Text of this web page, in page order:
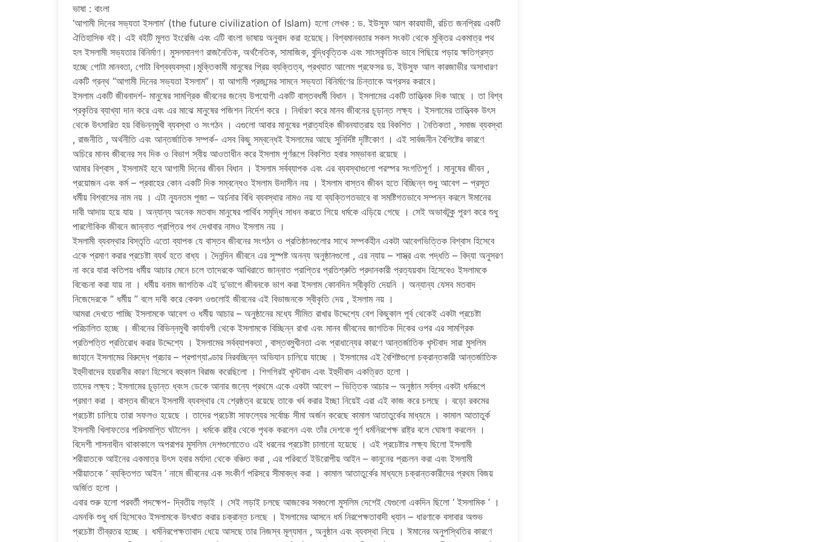
ভাষা : বাংলা
‘আগামী দিনের সভ্যতা ইসলাম’ (the future civilization of Islam) হলো লেখক : ড. ইউসুফ আল কারযাভী, রচিত জনপ্রিয় একটি
ঐতিহাসিক বই। এই বইটি মূলত ইংরেজি এবং এটি বাংলা ভাষায় অনুবাদ করা হয়েছে। বিশ্বমানবতার সকল সংকট থেকে মুক্তির একমাত্র পথ
হল ইসলামী সভ্যতার বিনির্মাণ। মুসলমানগণ রাজনৈতিক, অর্থনৈতিক, সামাজিক, বুদ্ধিবৃত্তিক এবং সাংস্কৃতিক ভাবে পিছিয়ে পড়ায় ক্ষতিগ্রস্ত
হচ্ছে গোটা মানবতা, গোটা বিশ্বব্যবস্থা।মুক্তিকামী মানুষের প্রিয় ব্যক্তিত্ব, প্রখ্যাত আলেম প্রফেসর ড. ইউসুফ আল কারজাভীর অসাধারণ
একটি গ্রন্থ “আগামী দিনের সভ্যতা ইসলাম”। যা আগামী প্রজন্মের সামনে সভ্যতা বিনির্মাণের চিন্তাকে অগ্রসর করাবে।
ইসলাম একটি জীবনাদর্শ- মানুষের সামগ্রিক জীবনের জন্যে উপযোগী একটি বাস্তবধর্মী বিধান । ইসলামের একটি তাত্ত্বিক দিক আছে । তা বিশ্ব
প্রকৃতির ব্যাখ্যা দান করে এবং এর মাঝে মানুষের পজিশন নির্দেশ করে । নির্ধারণ করে মানব জীবনের চূড়ান্ত লক্ষ্য । ইসলামের তাত্ত্বিক উৎস
থেকে উৎসারিত হয় বিভিন্নমুখী ব্যবস্থা ও সংগঠন । এগুলো আবার মানুষের প্রাত্যহিক জীবনযাত্রায় হয় বিকশিত । নৈতিকতা , সমাজ ব্যবস্থা
, রাজনীতি , অর্থনীতি এবং আন্তর্জাতিক সম্পর্ক- এসব কিছু সম্বন্ধেই ইসলামের আছে সুনির্দিষ্ট দৃষ্টিকোণ । এই সার্বজনীন বৈশিষ্টের কারণে
অচিরে মানব জীবনের সব দিক ও বিভাগ স্বীয় আওতাধীন করে ইসলাম পূর্ণরূপে বিকশিত হবার সম্ভাবনা রয়েছে ।
আমার বিশ্বাস , ইসলামই হবে আগামী দিনের জীবন বিধান । ইসলাম সর্বব্যাপক এবং এর ব্যবস্থাগুলো পরস্পর সংগতিপূর্ণ । মানুষের জীবন ,
প্রয়োজন এবং কর্ম – প্রবাহের কোন একটি দিক সম্বন্ধেও ইসলাম উদাসীন নয় । ইসলাম বাস্তব জীবন হতে বিচ্ছিন্ন শুধু আবেগ – প্রসূত
ধর্মীয় বিশ্বাসের নাম নয় । এটা ন্যূনতম পূজা – অর্চনার বিধি ব্যবস্থার নামও নয় যা ব্যক্তিগতভাবে বা সমষ্টিগতভাবে সম্পন্ন করলে ঈমানের
দাবী আদায় হয়ে যায় । অন্যান্য অনেক মতবাদ মানুষের পার্থিব সমৃদ্ধি সাধন করতে গিয়ে ধর্মকে এড়িয়ে গেছে । সেই অভাবটুকু পূরণ করে শুধু
পারলৌকিক জীবনে জান্নাত প্রাপ্তির পথ দেখাবার নামও ইসলাম নয় ।
ইসলামী ব্যবস্থার বিস্তৃতি এতো ব্যাপক যে বাস্তব জীবনের সংগঠন ও প্রতিষ্ঠানগুলোর সাথে সম্পর্কহীন একটা আবেগভিত্তিক বিশ্বাস হিসেবে
একে প্রমাণ করার প্রচেষ্টা ব্যর্থ হতে বাধ্য । দৈনন্দিন জীবনে এর সুস্পষ্ট অনন্য অনুষ্ঠানগুলো , এর ন্যায় – শাস্ত্র এবং পদ্ধতি – বিদ্যা অনুসরণ
না করে যারা কতিপয় ধর্মীয় আচার মেনে চলে তাদেরকে আখিরাতে জান্নাত প্রাপ্তির প্রতিশ্রুতি প্রদানকারী প্রত্যয়বাদ হিসেবেও ইসলামকে
বিবেচনা করা যায় না । ধর্মীয় বনাম জাগতিক এই দু’ভাগে জীবনকে ভাগ করা ইসলাম কোনদিন স্বীকৃতি দেয়নি । অন্যান্য যেসব মতবাদ
নিজেদেরকে “ ধর্মীয় ” বলে দাবী করে কেবল ওগুলোই জীবনের এই বিভাজনকে স্বীকৃতি দেয় , ইসলাম নয় ।
আমরা দেখতে পাচ্ছি ইসলামকে আবেগ ও ধর্মীয় আচার – অনুষ্ঠানের মধ্যে সীমিত রাখার উদ্দেশ্যে বেশ কিছুকাল পূর্ব থেকেই একটা প্রচেষ্টা
পরিচালিত হচ্ছে । জীবনের বিভিন্নমুখী কার্যাবলী থেকে ইসলামকে বিচ্ছিন্ন রাখা এবং মানব জীবনের জাগতিক দিকের ওপর এর সামগ্রিক
প্রতিপত্তি প্রতিরোধ করার উদ্দেশ্যে । ইসলামের সর্বব্যাপকতা , বাস্তবমুখীনতা এবং প্রাধান্যের কারণে আন্তর্জাতিক খৃস্টবাদ সারা মুসলিম
জাহানে ইসলামের বিরুদ্ধে প্রচার – প্রপাগ্যাণ্ডার নিরবচ্ছিন্ন অভিযান চালিয়ে যাচ্ছে । ইসলামের এই বৈশিষ্টগুলো চক্রান্তকারী আন্তর্জাতিক
ইহুদীবাদের হয়রানীর কারণ হিসেবে বহুকাল বিরাজ করেছিলো । শিগগিরই খৃস্টবাদ এবং ইহুদীবাদ একত্রিত হলো ।
তাদের লক্ষ্য : ইসলামের চূড়ান্ত ধ্বংস ডেকে আনার জন্যে প্রথমে একে একটা আবেগ – ভিত্তিক আচার – অনুষ্ঠান সর্বস্ব একটা ধর্মরূপে
প্রমাণ করা । বাস্তব জীবনে ইসলামী ব্যবস্থার যে শ্রেষ্ঠত্ব রয়েছে তাকে খর্ব করার ইচ্ছা নিয়েই এরা এই কাজ করে চলছে । বড়ো রকমের
প্রচেষ্টা চালিয়ে তারা সফলও হয়েছে । তাদের প্রচেষ্টা সাফল্যের সর্বোচ্চ সীমা অর্জন করেছে কামাল আতাতুর্কের মাধ্যমে । কামাল আতাতুর্ক
ইসলামী খিলাফতের পরিসমাপ্তি ঘটালেন । ধর্মকে রাষ্ট্র থেকে পৃথক করলেন এবং তাঁর দেশকে পূর্ণ ধর্মনিরপেক্ষ রাষ্ট্র বলে ঘোষণা করলেন ।
বিদেশী শাসনাধীন থাকাকালে অপরাপর মুসলিম দেশগুলোতেও এই ধরনের প্রচেষ্টা চালানো হয়েছে । এই প্রচেষ্টার লক্ষ্য ছিলো ইসলামী
শরীয়াতকে আইনের একমাত্র উৎস হবার মর্যাদা থেকে বঞ্চিত করা , এর পরিবর্তে ইউরোপীয় আইন – কানুনের প্রচলন করা এবং ইসলামী
শরীয়াতকে ‘ ব্যক্তিগত আইন ‘ নামে জীবনের এক সংকীর্ণ পরিসরে সীমাবদ্ধ করা । কামাল আতাতুর্কের মাধ্যমে চক্রান্তকারীদের প্রথম বিজয়
অর্জিত হলো ।
এবার শুরু হলো পরবর্তী পদক্ষেপ- দ্বিতীয় লড়াই । সেই লড়াই চলছে আজকের সবগুলো মুসলিম দেশেই যেগুলো একদিন ছিলো ‘ ইসলামিক ’ ।
এমনকি শুধু ধৰ্ম হিসেবেও ইসলামকে উৎখাত করার চক্রান্ত চলছে । ইসলামের আসনে ধর্ম নিরপেক্ষতাবাদী ধ্যান – ধারণাকে বসাবার অশুভ
প্রচেষ্টা তীব্রতর হচ্ছে । ধর্মনিরপেক্ষতাবাদ ধেয়ে আসছে তার নিজস্ব মূল্যমান , অনুষ্ঠান এবং ব্যবস্থা নিয়ে । ঈমানের অনুপস্থিতির কারণে